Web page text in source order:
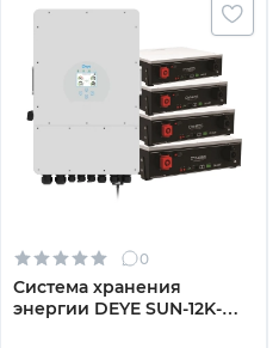
0
Система хранения
энергии DEYE SUN-12K-